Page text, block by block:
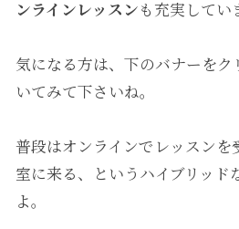
ンラインレッスンも充実してい
気になる方は、下のバナーを
いてみて下さいね。
普段はオンラインでレッスンを
室に来る、というハイブリッド
よ。